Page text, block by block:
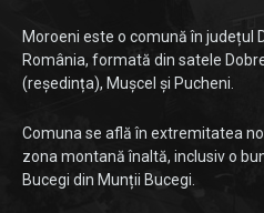
Moroeni este o comună în județul
România, formată din satele
(reședința), Mușcel și Pucheni.
Comuna se află în extremitatea
zona montană înaltă, inclusiv o
Bucegi din Munții Bucegi.